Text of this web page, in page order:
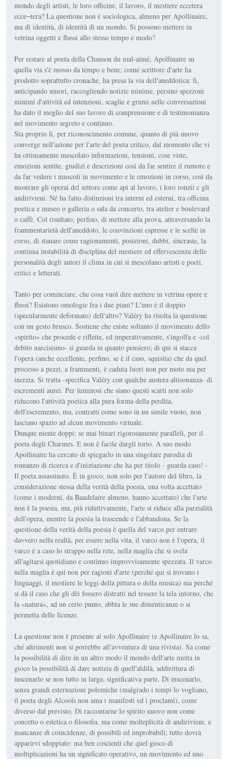
mondo degli artisti, le loro officine, il lavoro, il mestiere eccetera
ecce¬tera? La questione non è sociologica, almeno per Apollinaire,
ma di identità, di identità di un mondo. Si possono mettere in
vetrina oggetti e flussi allo stesso tempo e modo?
Per restare al poeta della Chanson du mal-aimé, Apollinaire su
quella via s'è mosso da tempo e bene; come scrittore d'arte ha
prodotto soprattutto cronache, ha presa la via dell'aneddotica: lì,
anticipando umori, raccogliendo notizie minime, persino spezzoni
minimi d'attività ed intenzioni, scaglie e grumi nelle conversazioni
ha dato il meglio del suo lavoro di comprensione e di testimonianza
nel movimento segreto e continuo.
Sta proprio lì, per riconoscimento comune, quanto di più nuovo
converge nell'azione per l'arte del poeta critico, dal momento che vi
ha ottimamente mescolato informazioni, tensioni, cose viste,
emozioni sentite, giudizi e descrizioni così da far sentire il rumore e
da far vedere i muscoli in movimento e le emozioni in corso, così da
mostrare gli operai del settore come api al lavoro, i loro ronzii c gli
andirivieni. Né ha fatto distinzioni tra interni ed esterni, tra officina
poetica e museo o galleria o sala da concerto, tra atelier e boulevard
o caffè. Col risultato, perfino, di mettere alla prova, attraversando la
frammentarietà dell'aneddoto, le convinzioni espresse e le scelte in
corso, di stanare come ragionamenti, posizioni, dubbi, sincrasie, la
continua instabilità di disciplina del mestiere ed effervescenza delle
personalità degli autori il clima in cui si mescolano artisti e poeti,
critici e letterati.
Tanto per cominciare, che cosa vuol dire mettere in vetrina opere e
flussi? Esistono omologie fra i due piani? L'uno è il doppio
(specularmente deformato) dell'altro? Valéry ha risolta la questione
con un gesto brusco. Sostiene che esiste soltanto il movimento dello
«spirito» che procede e riflette, ed imperativamente, s'ingolfa e -col
debito narcisismo- si guarda in quanto pensiero; di qui si stacca
l'opera (anche eccellente, perfino, se è il caso, squisita) che da quel
processo a pezzi, a frammenti, è caduta fuori non per moto ma per
inerzia. Si tratta -specifica Valéry con qualche austera altisonanza- di
escrementi aurei. Per luminosi che siano questi scarti non solo
riducono l'attività poetica alla pura forma della perdita,
dell'escremento, ma, contratti come sono in un simile vuoto, non
lasciano spazio ad alcun movimento virtuale.
Dunque niente doppi: se mai binari rigorosamente paralleli, per il
poeta degli Charmes. E non è facile dargli torto. A suo modo
Apollinaire ha cercato di spiegarlo in una singolare parodia di
romanzo di ricerca e d'iniziazione che ha per titolo - guarda caso! -
Il poeta assassinato. È in gioco, non solo per l'autore del libro, la
considerazione stessa della verità della poesia, una volta accettato
(come i moderni, da Baudelaire almeno, hanno accettato) che l'arte
non è la poesia, ma, più riduttivamente, l'arte si riduce alla parzialità
dell'opera, mentre la poesia la trascende e l'abbandona. Se la
questione della verità della poesia è quella del varco per entrare
davvero nella realtà, per essere nella vita, il varco non è l'opera, il
varco è a caso lo strappo nella rete, nella maglia che si svela
all'agitarsi quotidiano e continuo improvvisamente spezzata. Il varco
nella maglia è qui non per ragioni d'arte (perché qui si trovano i
linguaggi, il mestiere le leggi della pittura o della musica) ma perché
si dà il caso che gli dèi fossero distratti nel tessere la tela intorno, che
la «natura», ad un certo punto, abbia le sue dimenticanze o si
permetta delle licenze.
La questione non è presente al solo Apollinaire (e Apollinaire lo sa,
ché altrimenti non si porrebbe all'avventura di una rivista). Sa come
la possibilità di dire in un altro modo il mondo dell'arte metta in
gioco la possibilità di dare notizia di quell'aldilà, addirittura di
inscenarlo se non tutto in larga, significativa parte. Di inscenarlo,
senza grandi esternazioni polemiche (malgrado i tempi lo vogliano,
il poeta degli Alcools non ama i manifesti ed i proclami), come
diverso dal previsto, Di raccontarne lo spirito nuovo non come
concetto o estetica o filosofia, ma come molteplicità di andirivieni, e
mancanze di coincidenze, di possibili ed improbabili; tutto dovrà
apparirvi sdoppiato: ma ben coscienti che quel gioco di
moltiplicazioni ha un significato operativo, un movimento ed uno